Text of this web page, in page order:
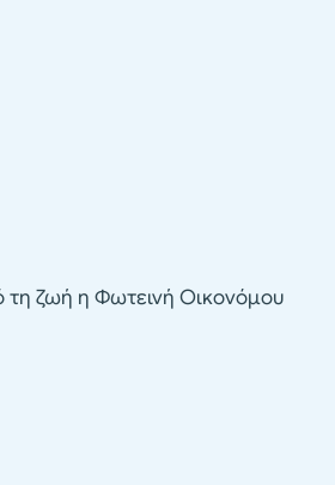
τη ζωή η Φωτεινή Οικονόμου